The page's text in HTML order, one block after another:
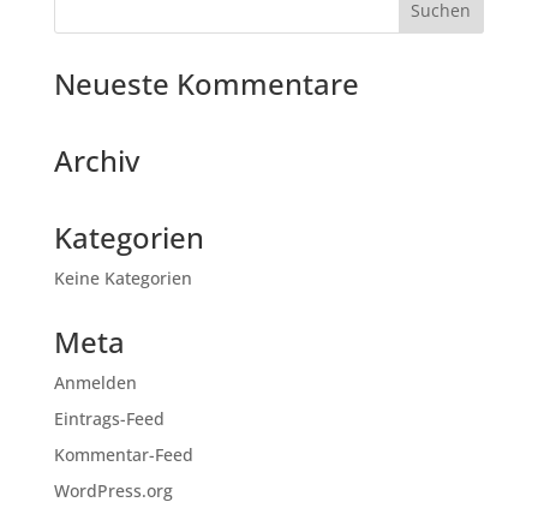
Neueste Kommentare
Archiv
Kategorien
Keine Kategorien
Meta
Anmelden
Eintrags-Feed
Kommentar-Feed
WordPress.org